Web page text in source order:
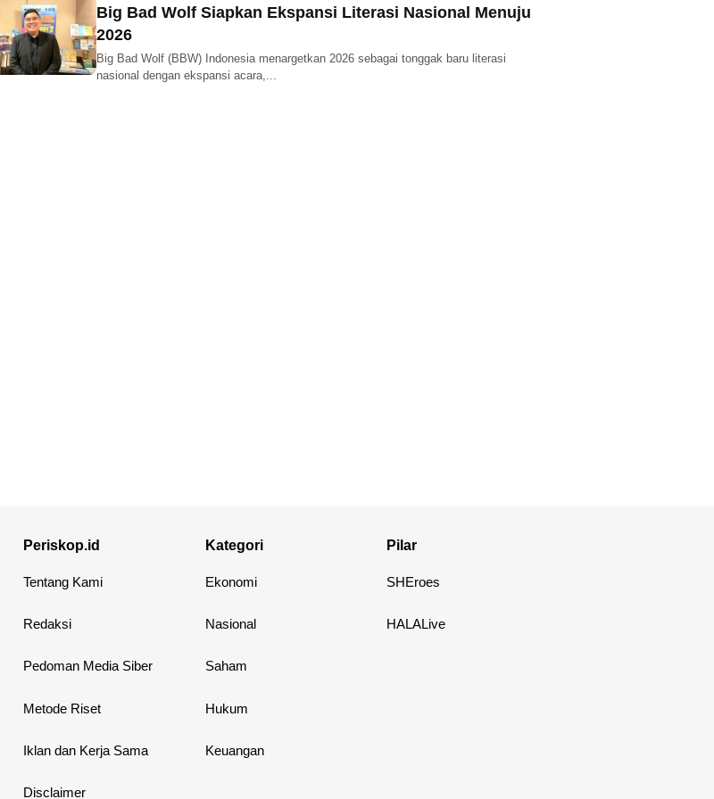
Big Bad Wolf Siapkan Ekspansi Literasi Nasional Menuju
2026
Big Bad Wolf (BBW) Indonesia menargetkan 2026 sebagai tonggak baru literasi
nasional dengan ekspansi acara,...
Periskop.id
Tentang Kami
Redaksi
Pedoman Media Siber
Metode Riset
Iklan dan Kerja Sama
Disclaimer
Kategori
Ekonomi
Nasional
Saham
Hukum
Keuangan
Pilar
SHEroes
HALALive